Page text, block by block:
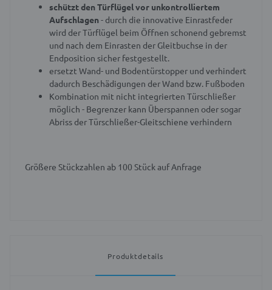
schützt den Türflügel vor unkontrolliertem
Aufschlagen- durch die innovative Einrastfeder
wird der Türflügel beim Öffnen schonend gebremst
und nach dem Einrasten der Gleitbuchse in der
Endposition sicher festgestellt.
ersetzt Wand- und Bodentürstopper und verhindert
dadurch Beschädigungen der Wand bzw. Fußboden
Kombination mit nicht integrierten Türschließer
möglich - Begrenzer kann Überspannen oder sogar
Abriss der Türschließer-Gleitschiene verhindern
Größere Stückzahlen ab 100 Stück auf Anfrage
Produktdetails